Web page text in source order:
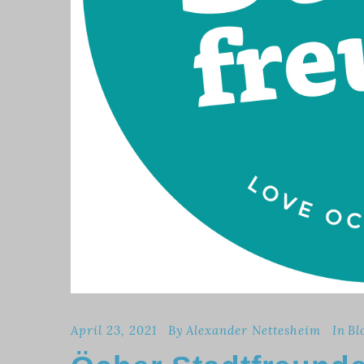
April 23, 2021 By Alexander Nettesheim In